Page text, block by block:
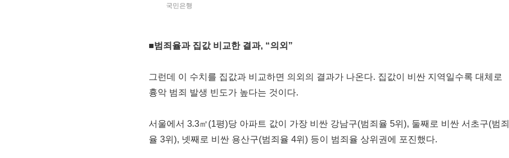
국민은행
■범죄율과 집값 비교한 결과, “의외”
그런데 이 수치를 집값과 비교하면 의외의 결과가 나온다. 집값이 비싼 지역일수록 대체로
흉악 범죄 발생 빈도가 높다는 것이다.
서울에서 3.3㎡(1평)당 아파트 값이 가장 비싼 강남구(범죄율 5위), 둘째로 비싼 서초구(범죄
율 3위), 넷째로 비싼 용산구(범죄율 4위) 등이 범죄율 상위권에 포진했다.